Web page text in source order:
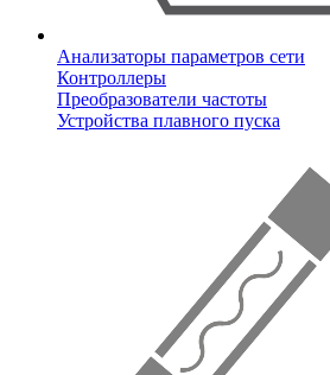
Анализаторы параметров сети
Контроллеры
Преобразователи частоты
Устройства плавного пуска